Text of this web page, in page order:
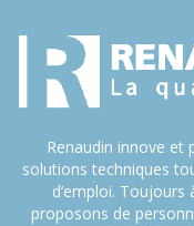
Renaudin innove
solutions techniques
d’emploi. Toujours
proposons de